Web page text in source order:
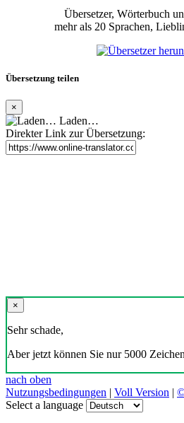
Übersetzer, Wörterbuch
mehr als 20 Sprachen,
Übersetzung teilen
×
Laden…
Direkter Link zur Übersetzung:
×
Sehr schade,
Aber jetzt können Sie nur 5000
nach oben
Nutzungsbedingungen | Voll Version |
Select a language